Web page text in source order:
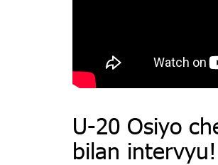
U-20 Osiyo
bilan intervyu!